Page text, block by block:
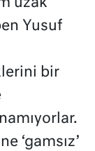
uzak
Yusuf
bir
‘gamsız’